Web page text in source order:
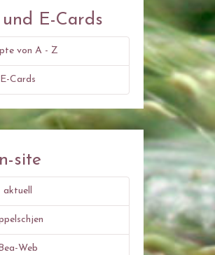
E-Cards
von A - Z
E-Cards
site
aktuell
Web